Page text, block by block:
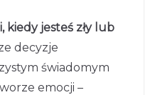
kiedy jesteś zły lub
decyzje
świadomym
emocji –